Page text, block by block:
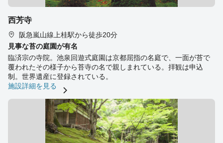
西芳寺
阪急嵐山線上桂駅から徒歩20分
見事な苔の庭園が有名
臨済宗の寺院。池泉回遊式庭園は京都屈指の名庭で、一面が苔で
覆われたその様子から苔寺の名で親しまれている。拝観は申込
制。世界遺産に登録されている。
施設詳細を見る